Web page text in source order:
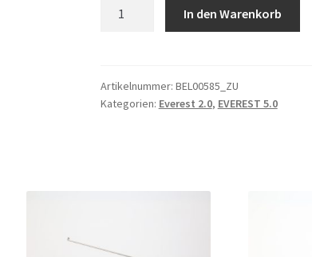
In den Warenkorb
Artikelnummer: BEL00585_ZU
Kategorien: Everest 2.0, EVEREST 5.0